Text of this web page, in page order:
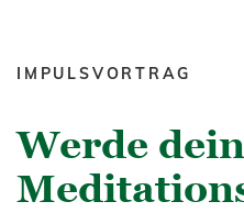
IMPULSVORTRAG
Werde